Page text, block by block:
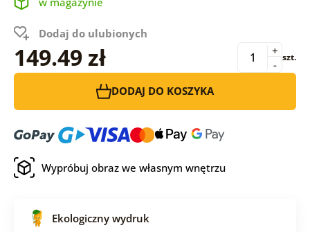
Dodaj do ulubionych
149.49 zł -
+ szt.
DODAJ DO KOSZYKA
Wypróbuj obraz we własnym wnętrzu
Ekologiczny wydruk